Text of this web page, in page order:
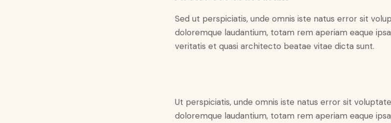
Sed ut perspiciatis, unde omnis iste natus error sit
doloremque laudantium, totam rem aperiam eaque
veritatis et quasi architecto beatae vitae dicta sunt.
Ut perspiciatis, unde omnis iste natus error sit
doloremque laudantium, totam rem aperiam eaque